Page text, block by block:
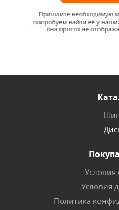
Условия
Условия
Политика